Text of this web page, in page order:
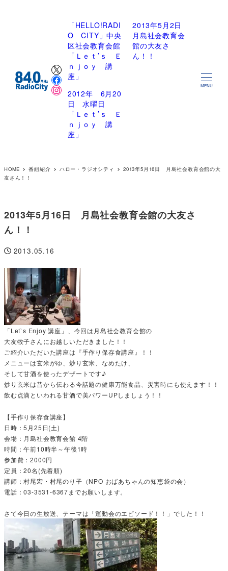
X
Facebook
Instagram
「HELLO!RADI
O CITY」中央
区社会教育会館
「Ｌｅｔ’ｓ Ｅ
ｎｊｏｙ 講
座」
2013年5月2日
月島社会教育会
館の大友さ
ん！！
2012年 6月20
日 水曜日
「Ｌｅｔ’ｓ Ｅ
ｎｊｏｙ 講
座」
MENU
HOME 番組紹介 ハロー・ラジオシティ
2013年5月16日 月島社会教育会館の大
友さん！！
2013年5月16日 月島社会教育会館の大友さ
ん！！
投稿日
2013.05.16
「Let`s Enjoy 講座」、今回は月島社会教育会館の
大友牧子さんにお越しいただきました！！
ご紹介いただいた講座は『手作り保存食講座』！！
メニューは玄米がゆ、炒り玄米、なめたけ、
そして甘酒を使ったデザートです♪
炒り玄米は昔から伝わる今話題の健康万能食品、災害時にも使えます！！
飲む点滴といわれる甘酒で美パワーUPしましょう！！
【手作り保存食講座】
日時：5月25日(土)
会場：月島社会教育会館 4階
時間：午前10時半～午後1時
参加費：2000円
定員：20名(先着順)
講師：村尾宏・村尾のり子（NPO おばあちゃんの知恵袋の会）
電話：03-3531-6367までお願いします。
さて今日の生放送、テーマは「運動会のエピソード！！」でした！！